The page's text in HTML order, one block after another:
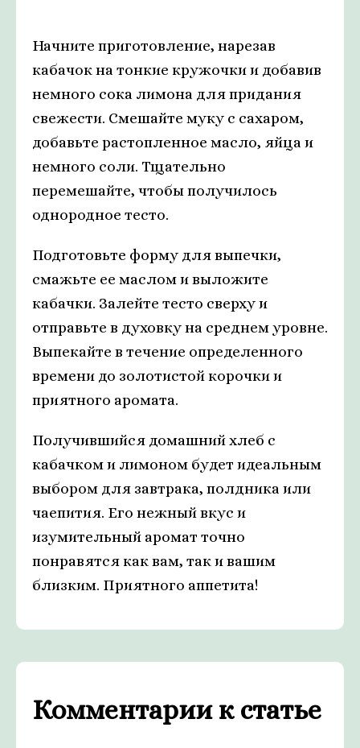
Начните приготовление, нарезав
кабачок на тонкие кружочки и добавив
немного сока лимона для придания
свежести. Смешайте муку с сахаром,
добавьте растопленное масло, яйца и
немного соли. Тщательно
перемешайте, чтобы получилось
однородное тесто.
Подготовьте форму для выпечки,
смажьте ее маслом и выложите
кабачки. Залейте тесто сверху и
отправьте в духовку на среднем уровне.
Выпекайте в течение определенного
времени до золотистой корочки и
приятного аромата.
Получившийся домашний хлеб с
кабачком и лимоном будет идеальным
выбором для завтрака, полдника или
чаепития. Его нежный вкус и
изумительный аромат точно
понравятся как вам, так и вашим
близким. Приятного аппетита!
Комментарии к статье